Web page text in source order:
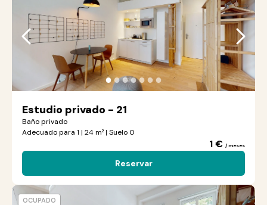
●●●●●●●
Estudio privado - 21
Baño privado
Adecuado para 1 | 24 m² | Suelo 0
1 € / meses
Reservar
OCUPADO